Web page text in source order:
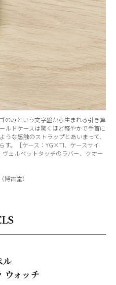
のみという文字盤から生まれる引き算
ルドケースは驚くほど軽やかで手首に
な感触のストラップとあいまって、
す。［ケース：YG×TI、ケースサイ
ェルベットタッチのラバー、クオー
古堂）
ル
ウォッチ